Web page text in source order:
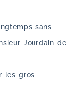
sans
Jourdain de
les gros